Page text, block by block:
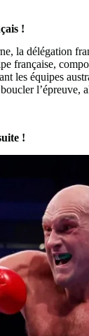
!
la délégation
française,
les équipes
l’épreuve,
!